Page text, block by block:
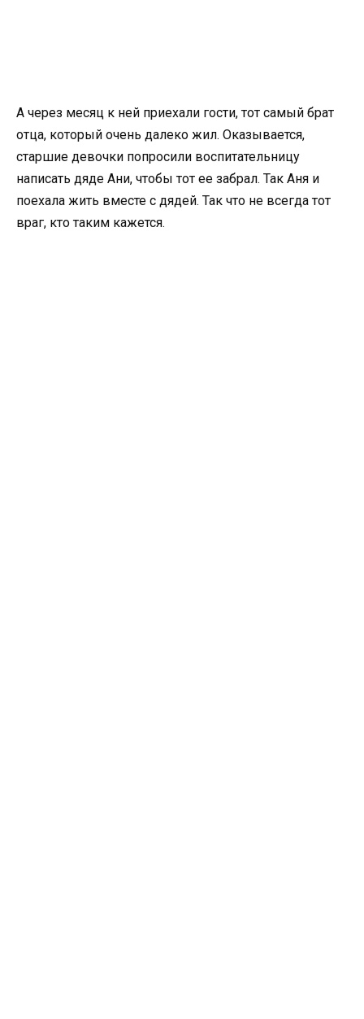
А через месяц к ней приехали гости, тот самый брат
отца, который очень далеко жил. Оказывается,
старшие девочки попросили воспитательницу
написать дяде Ани, чтобы тот ее забрал. Так Аня и
поехала жить вместе с дядей. Так что не всегда тот
враг, кто таким кажется.